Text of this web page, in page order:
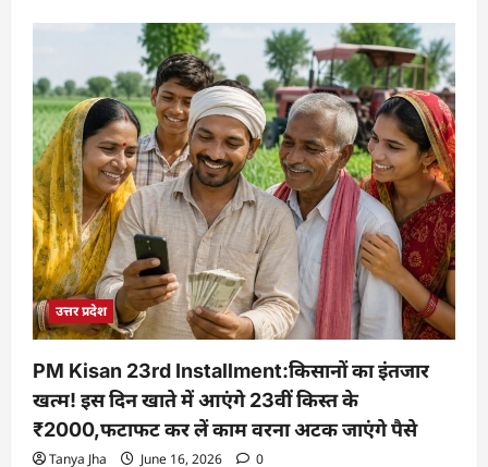
उत्तर प्रदेश
PM Kisan 23rd Installment:किसानों का इंतजार
खत्म! इस दिन खाते में आएंगे 23वीं किस्त के
₹2000,फटाफट कर लें काम वरना अटक जाएंगे पैसे
Tanya Jha June 16, 2026 0